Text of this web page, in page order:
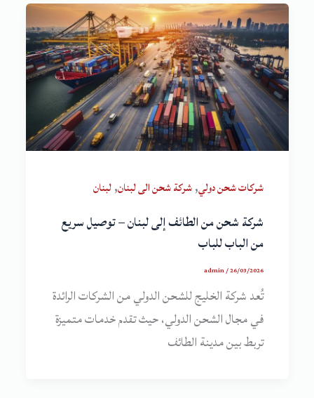
شركات شحن دولي,شركة شحن الى لبنان,لبنان
شركة شحن من الطائف إلى لبنان – توصيل سريع
من الباب للباب
admin/26/03/2026
تُعد شركة الخليج للشحن الدولي من الشركات الرائدة
في مجال الشحن الدولي، حيث تقدم خدمات متميزة
تربط بين مدينة الطائف